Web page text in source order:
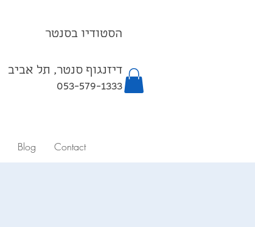
הסטודיו בסנטר
דיזנגוף סנטר, תל אביב
053-579-1333⁩
Blog Contact